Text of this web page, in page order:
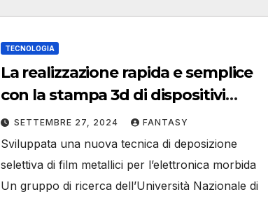
TECNOLOGIA
La realizzazione rapida e semplice
con la stampa 3d di dispositivi
elettronici morbidi ad alte
prestazioni in diverse forme
dell’Università Nazionale di Seoul
(SNU)
SETTEMBRE 27, 2024 FANTASY
Sviluppata una nuova tecnica di deposizione
selettiva di film metallici per l’elettronica morbida
Un gruppo di ricerca dell’Università Nazionale di